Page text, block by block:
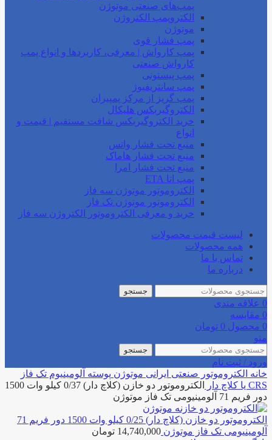
پمپ‌های صنعتی موتوژن
الکتروپمپ الکتروژن
موتوژن
پمپ فشار قوی
پمپ کارواش | معرفی، کاربردها و انواع پمپ
کارواش صنعتی
پمپ پیستونی
پمپ سانتریفیوژ
پمپ گریز از مرکز پمپیران
الکتروگیربکس هلیکال
خرید الکتروگیربکس شافت مستقیم | قیمت و
انواع
منبع تحت فشار واتس
منبع تحت فشار هاماک
منبع تحت فشار امرا
پمپ اتا ETA
الکتروموتور موتوژن سه فاز
الکتروموتور موتوژن تک فاز
خرید و معرفی الکتروموتور الکتروژن سه فاز
لیست قیمت محصولات
همه محصولات
تماس با ما
درباره ما
جستجو
0 علاقه مندی
0 مقایسه
0 محصول 0 تومان
منو
جستجو
ورود / ثبت نام
خانه الکتروموتور صنعتی ایرانی موتوژن پوسته آلومینیوم تک فاز
CRS یا کلاچ دار
الکتروموتور دو خازن (کلاچ دار) 0/37 کیلو وات 1500
دور فریم 71 آلومینیومی تک فاز موتوژن
الکتروموتور دو خازن (کلاچ دار) 0/25 کیلو وات 1500 دور فریم 71
آلومینیومی تک فاز موتوژن 14,740,000 تومان